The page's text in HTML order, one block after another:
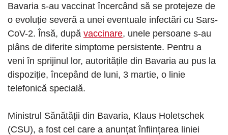
Bavaria s-au vaccinat încercând să se protejeze de
o evoluție severă a unei eventuale infectări cu Sars-
CoV-2. Însă, după vaccinare, unele persoane s-au
plâns de diferite simptome persistente. Pentru a
veni în sprijinul lor, autoritățile din Bavaria au pus la
dispoziție, începând de luni, 3 martie, o linie
telefonică specială.
Ministrul Sănătății din Bavaria, Klaus Holetschek
(CSU), a fost cel care a anunțat înființarea liniei